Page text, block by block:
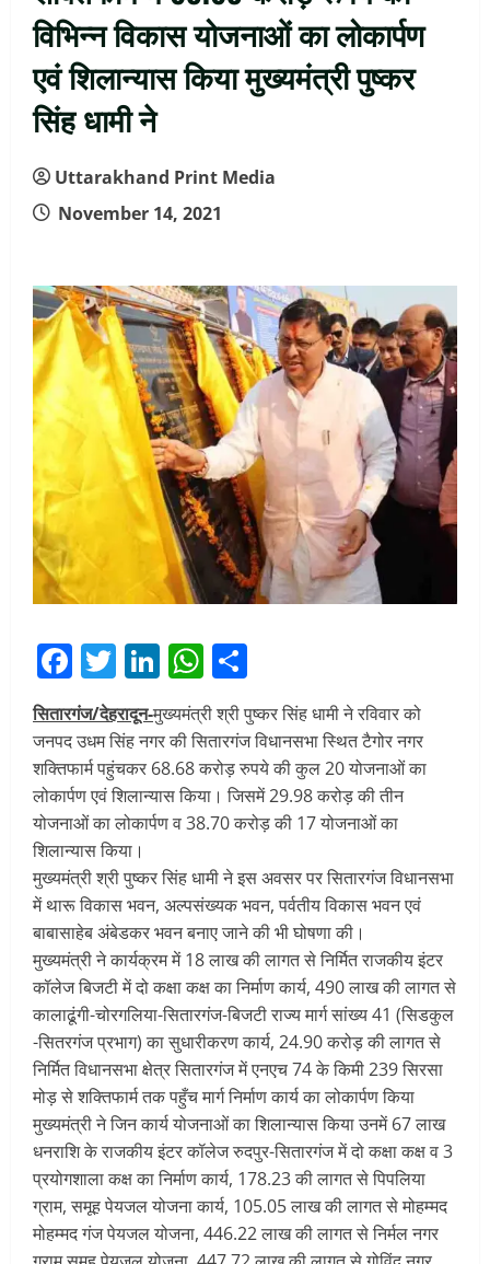
विभिन्न विकास योजनाओं का लोकार्पण
एवं शिलान्यास किया मुख्यमंत्री पुष्कर
सिंह धामी ने
Uttarakhand Print Media
November 14, 2021
Facebook
Twitter
LinkedIn
WhatsApp
सितारगंज/देहरादून-मुख्यमंत्री श्री पुष्कर सिंह धामी ने रविवार को
जनपद उधम सिंह नगर की सितारगंज विधानसभा स्थित टैगोर नगर
शक्तिफार्म पहुंचकर 68.68 करोड़ रुपये की कुल 20 योजनाओं का
लोकार्पण एवं शिलान्यास किया। जिसमें 29.98 करोड़ की तीन
योजनाओं का लोकार्पण व 38.70 करोड़ की 17 योजनाओं का
शिलान्यास किया।
मुख्यमंत्री श्री पुष्कर सिंह धामी ने इस अवसर पर सितारगंज विधानसभा
में थारू विकास भवन, अल्पसंख्यक भवन, पर्वतीय विकास भवन एवं
बाबासाहेब अंबेडकर भवन बनाए जाने की भी घोषणा की।
मुख्यमंत्री ने कार्यक्रम में 18 लाख की लागत से निर्मित राजकीय इंटर
कॉलेज बिजटी में दो कक्षा कक्ष का निर्माण कार्य, 490 लाख की लागत से
कालाढूंगी-चोरगलिया-सितारगंज-बिजटी राज्य मार्ग सांख्य 41 (सिडकुल
-सितरगंज प्रभाग) का सुधारीकरण कार्य, 24.90 करोड़ की लागत से
निर्मित विधानसभा क्षेत्र सितारगंज में एनएच 74 के किमी 239 सिरसा
मोड़ से शक्तिफार्म तक पहुँच मार्ग निर्माण कार्य का लोकार्पण किया
मुख्यमंत्री ने जिन कार्य योजनाओं का शिलान्यास किया उनमें 67 लाख
धनराशि के राजकीय इंटर कॉलेज रुदपुर-सितारगंज में दो कक्षा कक्ष व 3
प्रयोगशाला कक्ष का निर्माण कार्य, 178.23 की लागत से पिपलिया
ग्राम, समूह पेयजल योजना कार्य, 105.05 लाख की लागत से मोहम्मद
मोहम्मद गंज पेयजल योजना, 446.22 लाख की लागत से निर्मल नगर